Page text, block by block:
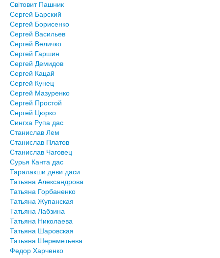
Світовит Пашник
Сергей Барский
Сергей Борисенко
Сергей Васильев
Сергей Величко
Сергей Гаршин
Сергей Демидов
Сергей Кацай
Сергей Кунец
Сергей Мазуренко
Сергей Простой
Сергей Цюрко
Сингха Рупа дас
Станислав Лем
Станислав Платов
Станислав Чаговец
Сурья Канта дас
Таралакши деви даси
Татьяна Александрова
Татьяна Горбаненко
Татьяна Жупанская
Татьяна Лабзина
Татьяна Николаева
Татьяна Шаровская
Татьяна Шереметьева
Федор Харченко